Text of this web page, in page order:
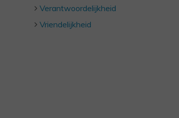
Verantwoordelijkheid
Vriendelijkheid